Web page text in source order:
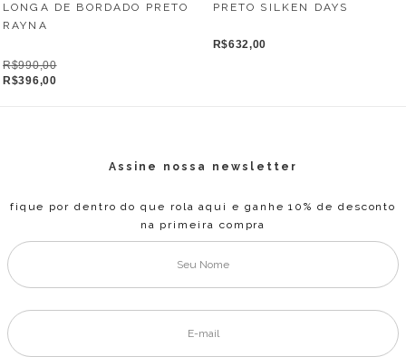
LONGA DE BORDADO PRETO
RAYNA
R$990,00
R$396,00
PRETO SILKEN DAYS
R$632,00
Assine nossa newsletter
fique por dentro do que rola aqui e ganhe 10% de desconto
na primeira compra